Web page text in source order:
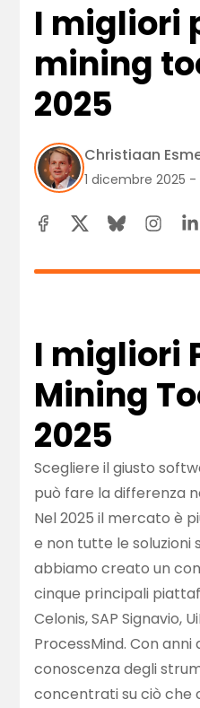
I migliori
mining
2025
Christiaan
1 dicembre 2025
I migliori
Mining
2025
Scegliere il giusto
può fare la differenza
Nel 2025 il mercato è
e non tutte le soluzioni
abbiamo creato un
cinque principali
Celonis, SAP Signavio,
ProcessMind. Con
conoscenza degli
concentrati su ciò che